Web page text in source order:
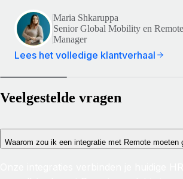
Maria Shkaruppa
Senior Global Mobility en
Manager
Lees het volledige klantverhaal
Veelgestelde vragen
Waarom zou ik een integratie met Remote moeten